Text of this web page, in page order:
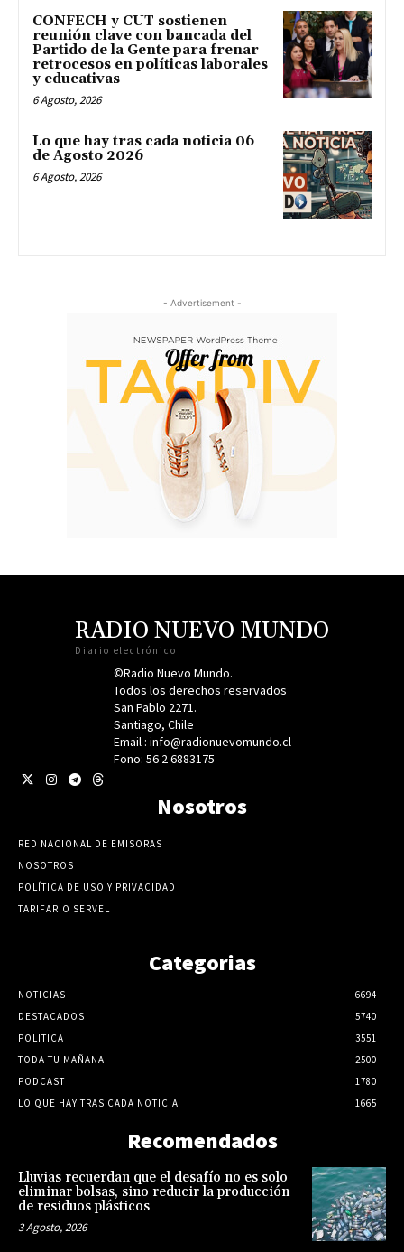
CONFECH y CUT sostienen
reunión clave con bancada del
Partido de la Gente para frenar
retrocesos en políticas laborales
y educativas
6 Agosto, 2026
Lo que hay tras cada noticia 06
de Agosto 2026
6 Agosto, 2026
- Advertisement -
RADIO NUEVO MUNDO
Diario electrónico
©Radio Nuevo Mundo.
Todos los derechos reservados
San Pablo 2271.
Santiago, Chile
Email : info@radionuevomundo.cl
Fono: 56 2 6883175
Nosotros
RED NACIONAL DE EMISORAS
NOSOTROS
POLÍTICA DE USO Y PRIVACIDAD
TARIFARIO SERVEL
Categorias
NOTICIAS
6694
DESTACADOS
5740
POLITICA
3551
TODA TU MAÑANA
2500
PODCAST
1780
LO QUE HAY TRAS CADA NOTICIA
1665
Recomendados
Lluvias recuerdan que el desafío no es solo
eliminar bolsas, sino reducir la producción
de residuos plásticos
3 Agosto, 2026